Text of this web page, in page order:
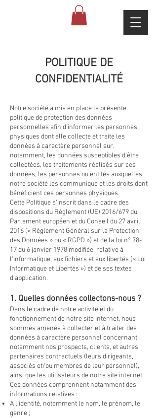
POLITIQUE DE
CONFIDENTIALITÉ
Notre société a mis en place la présente
politique de protection des données
personnelles afin d’informer les personnes
physiques dont elle collecte et traite les
données à caractère personnel sur,
notamment, les données susceptibles d’être
collectées, les traitements réalisés sur ces
données, les personnes ou entités auxquelles
notre société les communique et les droits dont
bénéficient ces personnes physiques.
Cette Politique s’inscrit dans le cadre des
dispositions du Règlement (UE) 2016/679 du
Parlement européen et du Conseil du 27 avril
2016 (« Règlement Général sur la Protection
des Données » ou « RGPD ») et de la loi n° 78-
17 du 6 janvier 1978 modifiée, relative à
l'informatique, aux fichiers et aux libertés (« Loi
Informatique et Libertés ») et de ses textes
d’application.
1. Quelles données collectons-nous ?
Dans le cadre de notre activité et du
fonctionnement de notre site internet, nous
sommes amenés à collecter et à traiter des
données à caractère personnel concernant
notamment nos prospects, clients, et autres
partenaires contractuels (leurs dirigeants,
associés et/ou membres de leur personnel),
ainsi que les utilisateurs de notre site internet.
Ces données comprennent notamment des
informations relatives :
A l’identité, notamment le nom, le prénom, le
genre ;